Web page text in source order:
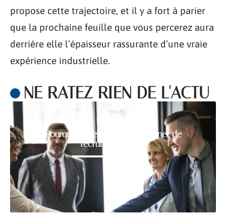
propose cette trajectoire, et il y a fort à parier
que la prochaine feuille que vous percerez aura
derrière elle l’épaisseur rassurante d’une vraie
expérience industrielle.
NE RATEZ RIEN DE L'ACTU
Pourquoi faire appel à un cabinet de
recrutement RH ?